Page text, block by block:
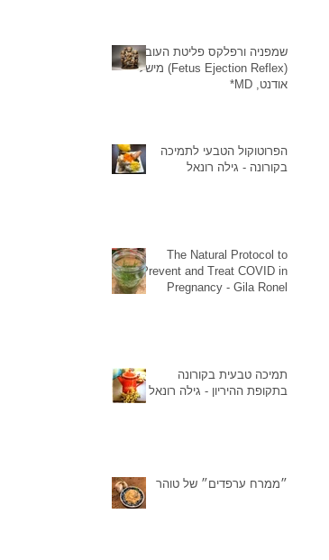
שמפניה ורפלקס פליטת העובר
(Fetus Ejection Reflex) מישל
אודנט, MD*
הפרוטוקול הטבעי לתמיכה
בקורונה - גילה רונאל
The Natural Protocol to
Prevent and Treat COVID in
Pregnancy - Gila Ronel
תמיכה טבעית בקורונה
בתקופת ההיריון - גילה רונאל
״ממרח ערפדים״ של טוהר